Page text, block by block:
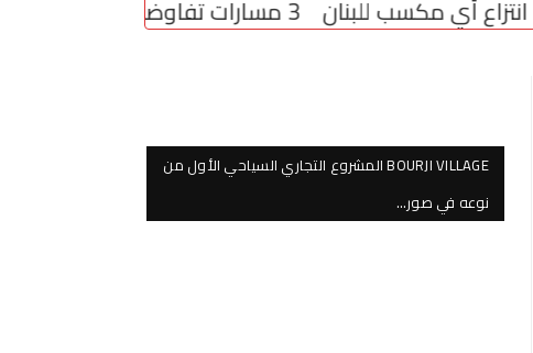
3 مسارات تفاوضية في روما… وملف الأسرى يتصدر المباحثات
BOURJI VILLAGE المشروع التجاري السياحي الأول من
نوعه في صور…